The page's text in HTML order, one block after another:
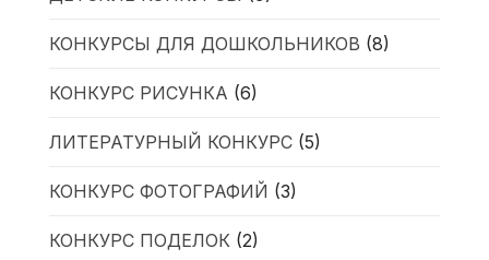
КОНКУРСЫ ДЛЯ ДОШКОЛЬНИКОВ (8)
КОНКУРС РИСУНКА (6)
ЛИТЕРАТУРНЫЙ КОНКУРС(5)
КОНКУРС ФОТОГРАФИЙ (3)
КОНКУРС ПОДЕЛОК(2)